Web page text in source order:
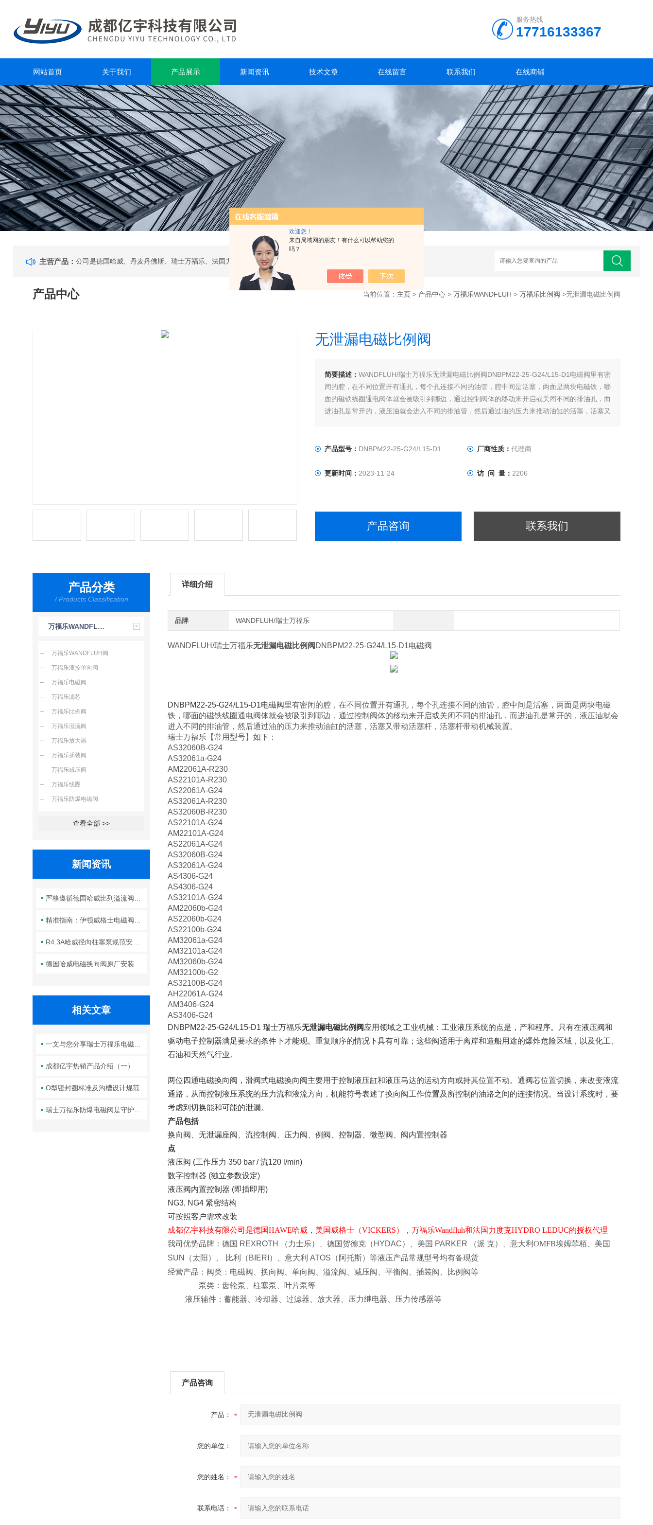
欢迎您！
来自局域网的朋友！有什么可以帮助您的
吗？
服务热线
17716133367
网站首页 关于我们 产品展示 新闻资讯 技术文章 在线留言 联系我们 在线商铺
主营产品：
产品中心 当前位置： 主页> 产品中心> 万福乐WANDFLUH > 万福乐比例阀 >无泄漏电磁比例阀
无泄漏电磁比例阀
简要描述：WANDFLUH/瑞士万福乐无泄漏电磁比例阀DNBPM22-25-G24/L15-D1电磁阀里有密
闭的腔，在不同位置开有通孔，每个孔连接不同的油管，腔中间是活塞，两面是两块电磁铁，哪
面的磁铁线圈通电阀体就会被吸引到哪边，通过控制阀体的移动来开启或关闭不同的排油孔，而
进油孔是常开的，液压油就会进入不同的排油管，然后通过油的压力来推动油缸的活塞，活塞又
产品型号： DNBPM22-25-G24/L15-D1 厂商性质：代理商
更新时间： 2023-11-24 访 问 量： 2206
产品咨询 联系我们
产品分类
/ Products Classification
万福乐WANDFLUH
万福乐WANDFLUH阀
万福乐液控单向阀
万福乐电磁阀
万福乐滤芯
万福乐比例阀
万福乐溢流阀
万福乐放大器
万福乐插装阀
万福乐减压阀
万福乐线圈
万福乐防爆电磁阀
查看全部 >>
新闻资讯
相关文章
成都亿宇热销产品介绍（一）
O型密封圈标准及沟槽设计规范
详细介绍
品牌 WANDFLUH/瑞士万福乐
WANDFLUH/瑞士万福乐无泄漏电磁比例阀 DNBPM22-25-G24/L15-D1电磁阀
DNBPM22-25-G24/L15-D1电磁阀里有密闭的腔，在不同位置开有通孔，每个孔连接不同的油管，腔中间是活塞，两面是两块电磁
铁，哪面的磁铁线圈通电阀体就会被吸引到哪边，通过控制阀体的移动来开启或关闭不同的排油孔，而进油孔是常开的，液压油就会
进入不同的排油管，然后通过油的压力来推动油缸的活塞，活塞又带动活塞杆，活塞杆带动机械装置。
瑞士万福乐【常用型号】如下：
AS32060B-G24
AS32061a-G24
AM22061A-R230
AS22101A-R230
AS22061A-G24
AS32061A-R230
AS32060B-R230
AS22101A-G24
AM22101A-G24
AS22061A-G24
AS32060B-G24
AS32061A-G24
AS4306-G24
AS4306-G24
AS32101A-G24
AM22060b-G24
AS22060b-G24
AS22100b-G24
AM32061a-G24
AM32101a-G24
AM32060b-G24
AM32100b-G2
AS32100B-G24
AH22061A-G24
AM3406-G24
AS3406-G24
DNBPM22-25-G24/L15-D1 瑞士万福乐无泄漏电磁比例阀应用领域之工业机械：工业液压系统的点是，产和程序。只有在液压阀和
驱动电子控制器满足要求的条件下才能现。重复顺序的情况下具有可靠；这些阀适用于离岸和造船用途的爆炸危险区域，以及化工、
石油和天然气行业。
两位四通电磁换向阀，滑阀式电磁换向阀主要用于控制液压缸和液压马达的运动方向或持其位置不动。通阀芯位置切换，来改变液流
通路，从而控制液压系统的压力流和液流方向，机能符号表述了换向阀工作位置及所控制的油路之间的连接情况。当设计系统时，要
考虑到切换能和可能的泄漏。
产品包括
换向阀、无泄漏座阀、流控制阀、压力阀、例阀、控制器、微型阀、阀内置控制器
点
液压阀 (工作压力 350 bar /流120 l/min)
数字控制器 (独立参数设定)
液压阀内置控制器 (即插即用)
NG3, NG4 紧密结构
可按照客户需求改装
成都亿宇科技有限公司是德国HAWE哈威，美国威格士（VICKERS），万福乐Wandfluh和法国力度克HYDRO LEDUC的授权代理
我司优势品牌：德国 REXROTH （力士乐）、德国贺德克（ HYDAC）、美国 PARKER （派 克）、意大利OMFB埃姆菲栢、美国
SUN
（太阳）、 比利（ BIERI ）、意大利 ATOS （阿托斯）等液压产品常规型号均有备现货
经营产品：阀类：电磁阀、换向阀、单向阀、溢流阀、减压阀、平衡阀、插装阀、比例阀等
泵类：齿轮泵、柱塞泵、叶片泵等
液压辅件：蓄能器、冷却器、过滤器、放大器、压力继电器、压力传感器等
产品咨询
产品：
您的单位：
您的姓名：
联系电话：